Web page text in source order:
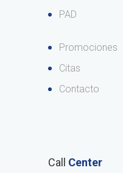
PAD
Promociones
Citas
Contacto
Call Center